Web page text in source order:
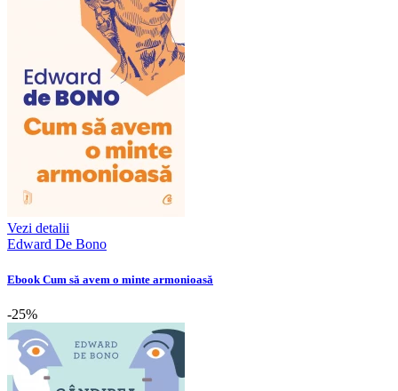
Vezi detalii
Edward De Bono
Ebook Cum să avem o minte armonioasă
-25%